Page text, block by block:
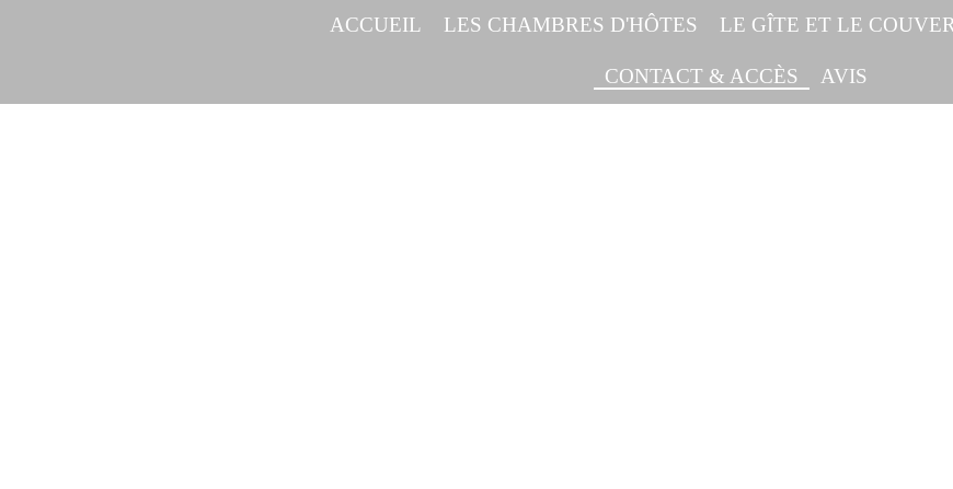
ACCUEIL LES CHAMBRES D'HÔTES LE GÎTE ET LE
CONTACT & ACCÈS AVIS